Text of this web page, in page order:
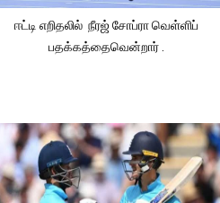
ஈட்டி எறிதலில் நீரஜ் சோப்ரா வெள்ளிப்
பதக்கத்தைவென்றார் .